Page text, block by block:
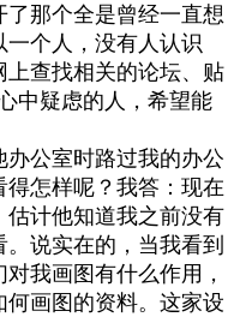
那个全是曾经一直想
个人，没有人认识
查找相关的论坛、贴
中疑虑的人，希望能
办公室时路过我的办公
怎样呢？我答：现在
计他知道我之前没有
说实在的，当我看到
我画图有什么作用，
画图的资料。这家设